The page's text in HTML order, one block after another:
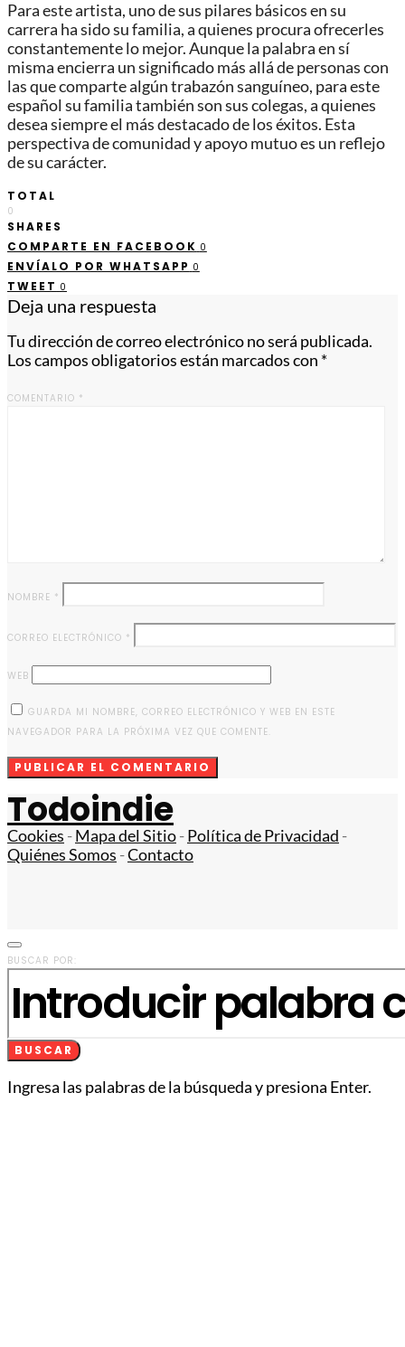
Para este artista, uno de sus pilares básicos en su
carrera ha sido su familia, a quienes procura ofrecerles
constantemente lo mejor. Aunque la palabra en sí
misma encierra un significado más allá de personas con
las que comparte algún trabazón sanguíneo, para este
español su familia también son sus colegas, a quienes
desea siempre el más destacado de los éxitos. Esta
perspectiva de comunidad y apoyo mutuo es un reflejo
de su carácter.
TOTAL
0
SHARES
COMPARTE EN FACEBOOK 0
ENVÍALO POR WHATSAPP 0
TWEET 0
Deja una respuesta
Tu dirección de correo electrónico no será publicada.
Los campos obligatorios están marcados con *
COMENTARIO *
NOMBRE *
CORREO ELECTRÓNICO *
WEB
GUARDA MI NOMBRE, CORREO ELECTRÓNICO Y WEB EN ESTE
NAVEGADOR PARA LA PRÓXIMA VEZ QUE COMENTE.
Todoindie
Cookies -Mapa del Sitio-Política de Privacidad -
Quiénes Somos -Contacto
BUSCAR POR:
BUSCAR
Ingresa las palabras de la búsqueda y presiona Enter.